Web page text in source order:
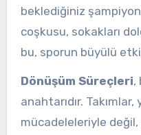
beklediğiniz
coşkusu, sokakları
bu, sporun büyülü
Dönüşüm Süreçleri,
anahtarıdır.
mücadeleleriyle